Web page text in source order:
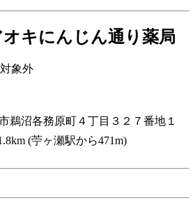
キにんじん通り薬局
象外
鵜沼各務原町４丁目３２７番地１
(苧ヶ瀬駅から471m)